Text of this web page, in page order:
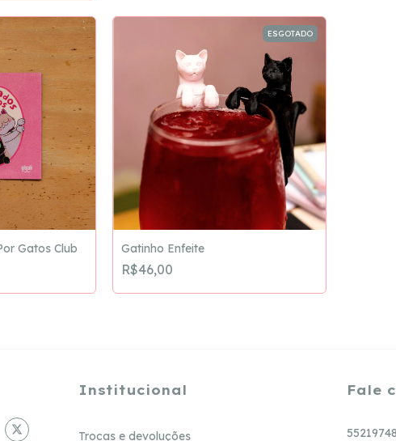
Gatos Club
ESGOTADO
Gatinho Enfeite
R$46,00
Institucional
Trocas e devoluções
Fale